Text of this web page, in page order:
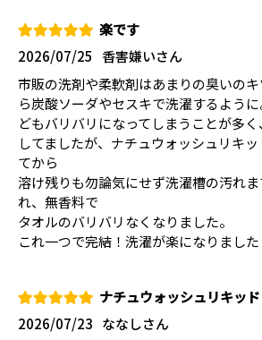
楽です
香害嫌いさん
2026/07/25
市販の洗剤や柔軟剤はあまりの臭いの
ら炭酸ソーダやセスキで洗濯するよう
どもバリバリになってしまうことが多
してましたが、ナチュウォッシュリキ
てから
溶け残りも勿論気にせず洗濯槽の汚れ
れ、無香料で
タオルのバリバリなくなりました。
これ一つで完結！洗濯が楽になりました
ナチュウォッシュリキッド
ななしさん
2026/07/23